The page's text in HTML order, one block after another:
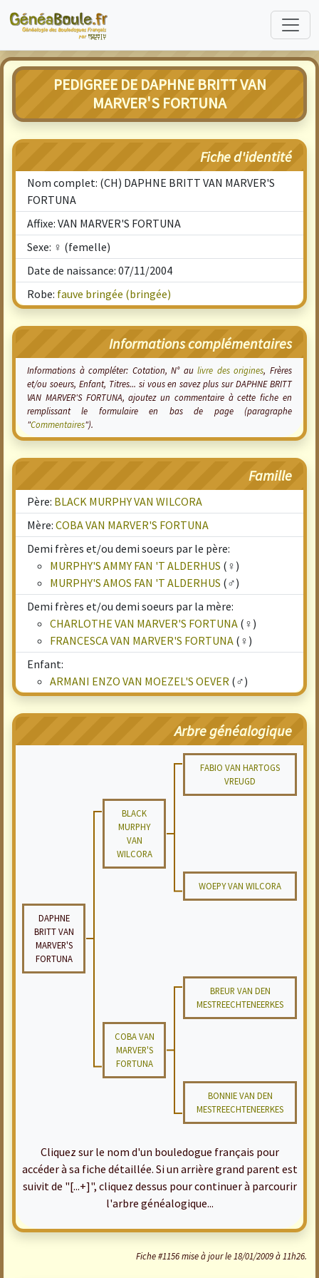
PEDIGREE DE DAPHNE BRITT VAN
MARVER'S FORTUNA
Fiche d'identité
Nom complet: (CH) DAPHNE BRITT VAN MARVER'S
FORTUNA
Affixe: VAN MARVER'S FORTUNA
Sexe: ♀ (femelle)
Date de naissance: 07/11/2004
Robe: fauve bringée (bringée)
Informations complémentaires
Informations à compléter: Cotation, N° aulivre des origines, Frères
et/ou soeurs, Enfant, Titres... si vous en savez plus sur DAPHNE BRITT
VAN MARVER'S FORTUNA, ajoutez un commentaire à cette fiche en
remplissant le formulaire en bas de page (paragraphe
"Commentaires").
Famille
Père: BLACK MURPHY VAN WILCORA
Mère: COBA VAN MARVER'S FORTUNA
Demi frères et/ou demi soeurs par le père:
MURPHY'S AMMY FAN 'T ALDERHUS (♀)
MURPHY'S AMOS FAN 'T ALDERHUS (♂)
Demi frères et/ou demi soeurs par la mère:
CHARLOTHE VAN MARVER'S FORTUNA (♀)
FRANCESCA VAN MARVER'S FORTUNA (♀)
Enfant:
ARMANI ENZO VAN MOEZEL'S OEVER (♂)
Arbre généalogique
FABIO VAN HARTOGS
VREUGD
BLACK
MURPHY
VAN
WILCORA
WOEPY VAN WILCORA
DAPHNE
BRITT VAN
MARVER'S
FORTUNA
BREUR VAN DEN
MESTREECHTENEERKES
COBA VAN
MARVER'S
FORTUNA
BONNIE VAN DEN
MESTREECHTENEERKES
Cliquez sur le nom d'un bouledogue français pour
accéder à sa fiche détaillée. Si un arrière grand parent est
suivit de "[...+]", cliquez dessus pour continuer à parcourir
l'arbre généalogique...
Fiche #1156 mise à jour le 18/01/2009 à 11h26.